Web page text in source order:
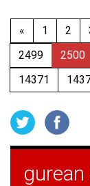
« 1 2
2499
2500
14371